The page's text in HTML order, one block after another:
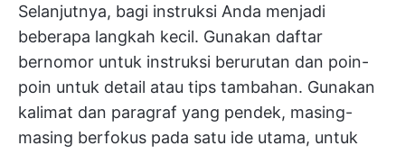
Selanjutnya, bagi instruksi Anda menjadi
beberapa langkah kecil. Gunakan daftar
bernomor untuk instruksi berurutan dan poin-
poin untuk detail atau tips tambahan. Gunakan
kalimat dan paragraf yang pendek, masing-
masing berfokus pada satu ide utama, untuk